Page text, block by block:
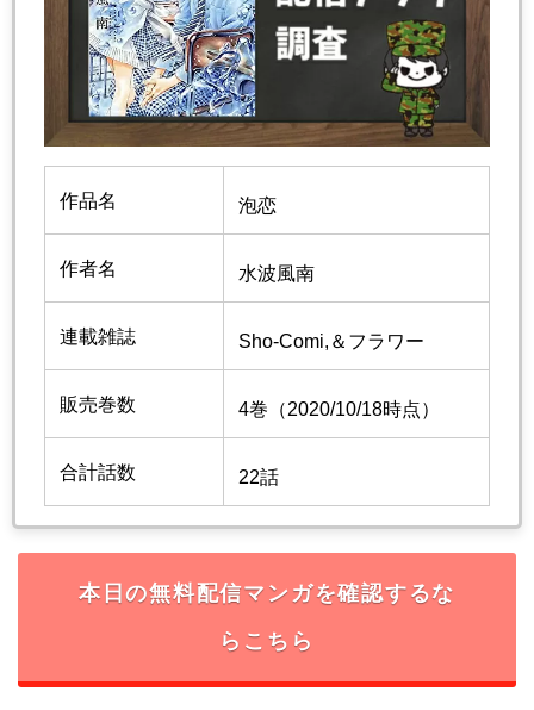
作品名 泡恋
作者名 水波風南
連載雑誌 Sho-Comi,＆フラワー
販売巻数 4巻（2020/10/18時点）
合計話数 22話
本日の無料配信マンガを確認するな
らこちら